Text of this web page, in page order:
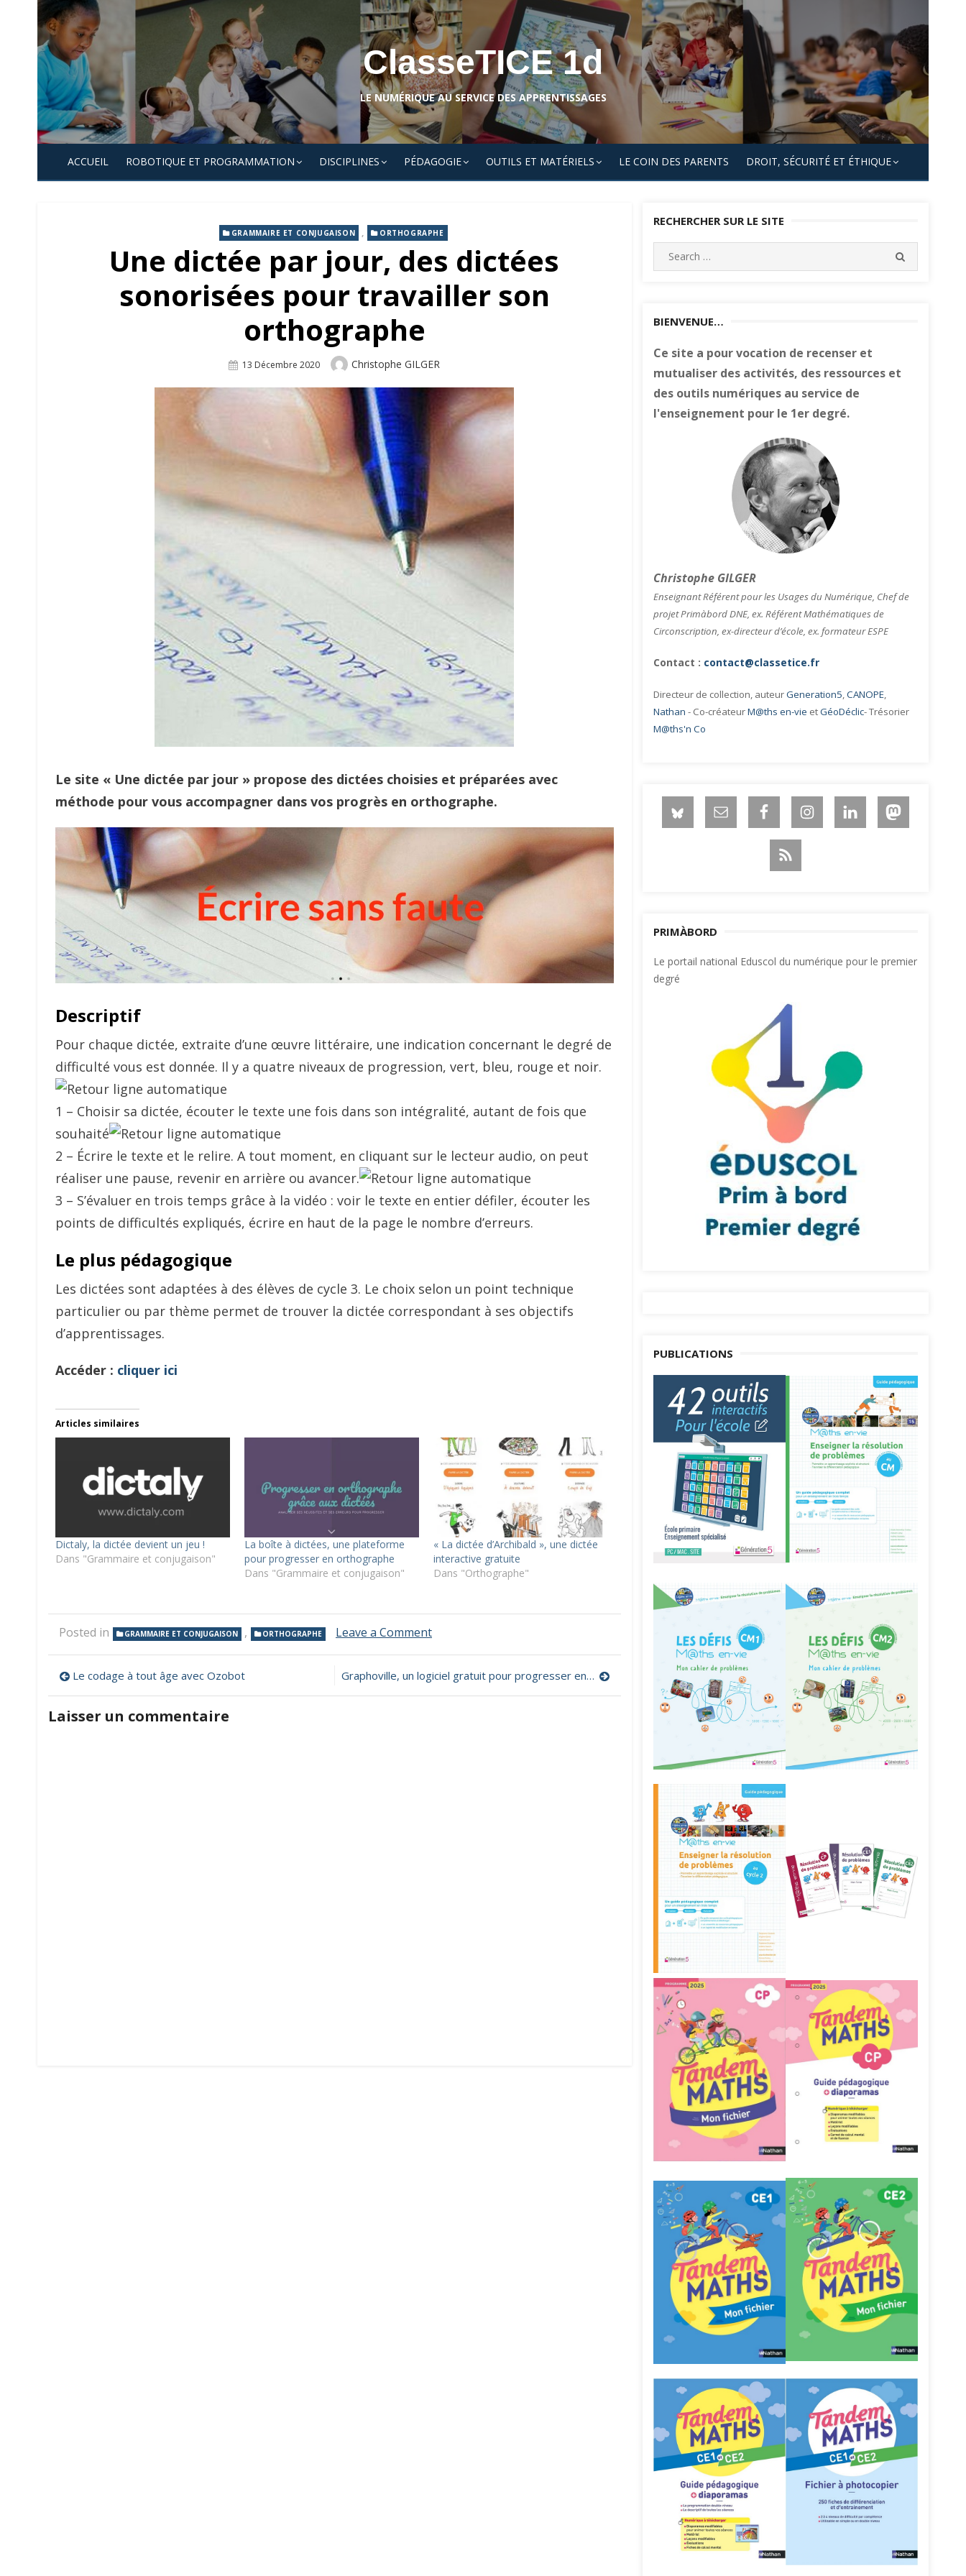
Skip
to
content
ClasseTICE 1d
LE NUMÉRIQUE AU SERVICE DES APPRENTISSAGES
ACCUEIL ROBOTIQUE ET PROGRAMMATION DISCIPLINES PÉDAGOGIE OUTILS ET MATÉRIELS LE COIN DES PARENTS DROIT, SÉCURITÉ ET ÉTHIQUE
GRAMMAIRE ET CONJUGAISON , ORTHOGRAPHE
Une dictée par jour, des dictées
sonorisées pour travailler son
orthographe
Posted
13 Décembre 2020 Author
Christophe GILGER
Le site « Une dictée par jour » propose des dictées choisies et préparées avec
méthode pour vous accompagner dans vos progrès en orthographe.
Descriptif
Pour chaque dictée, extraite d’une œuvre littéraire, une indication concernant le degré de
difficulté vous est donnée. Il y a quatre niveaux de progression, vert, bleu, rouge et noir.
1 – Choisir sa dictée, écouter le texte une fois dans son intégralité, autant de fois que
souhaité
2 – Écrire le texte et le relire. A tout moment, en cliquant sur le lecteur audio, on peut
réaliser une pause, revenir en arrière ou avancer.
3 – S’évaluer en trois temps grâce à la vidéo : voir le texte en entier défiler, écouter les
points de difficultés expliqués, écrire en haut de la page le nombre d’erreurs.
Le plus pédagogique
Les dictées sont adaptées à des élèves de cycle 3. Le choix selon un point technique
particulier ou par thème permet de trouver la dictée correspondant à ses objectifs
d’apprentissages.
Accéder : cliquer ici
Articles similaires
Dictaly, la dictée devient un jeu !
Dans "Grammaire et conjugaison"
La boîte à dictées, une plateforme
pour progresser en orthographe
Dans "Grammaire et conjugaison"
« La dictée d’Archibald », une dictée
interactive gratuite
Dans "Orthographe"
Posted in GRAMMAIRE ET CONJUGAISON , ORTHOGRAPHE Leave a Commenton
dictée
par
Navigation
de
l’article
Le codage à tout âge avec Ozobot Graphoville, un logiciel gratuit pour progresser en orthographe
Laisser un commentaire
RECHERCHER SUR LE SITE
Search
for:
BIENVENUE…
Ce site a pour vocation de recenser et
mutualiser des activités, des ressources et
des outils numériques au service de
l'enseignement pour le 1er degré.
Christophe GILGER
Enseignant Référent pour les Usages du Numérique, Chef de
projet Primàbord DNE, ex. Référent Mathématiques de
Circonscription, ex-directeur d’école, ex. formateur ESPE
Contact : contact@classetice.fr
Directeur de collection, auteurGeneration5,CANOPE,
Nathan - Co-créateurM@ths en-vie etGéoDéclic- Trésorier
M@ths'n Co
PRIMÀBORD
Le portail national Eduscol du numérique pour le premier
degré
PUBLICATIONS